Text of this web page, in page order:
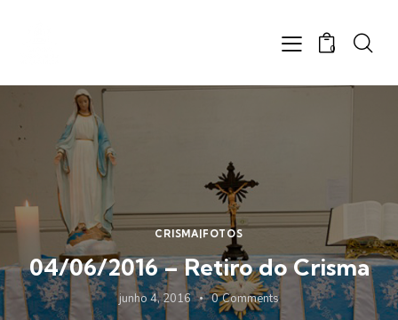
0
CRISMA|FOTOS
04/06/2016 – Retiro do Crisma
junho 4, 2016 0 Comments